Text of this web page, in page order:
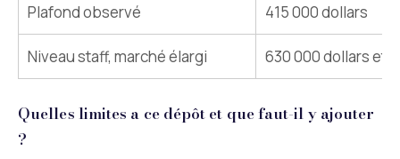
Plafond observé 415 000 dollars
Niveau staff, marché élargi 630 000 dollars et
Quelles limites a ce dépôt et que faut-il y ajouter
?